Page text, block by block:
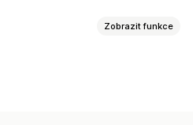
Zobrazit funkce